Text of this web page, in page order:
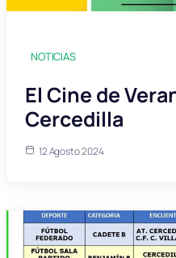
NOTICIAS
El Cine de
Cercedilla
12 Agosto 2024